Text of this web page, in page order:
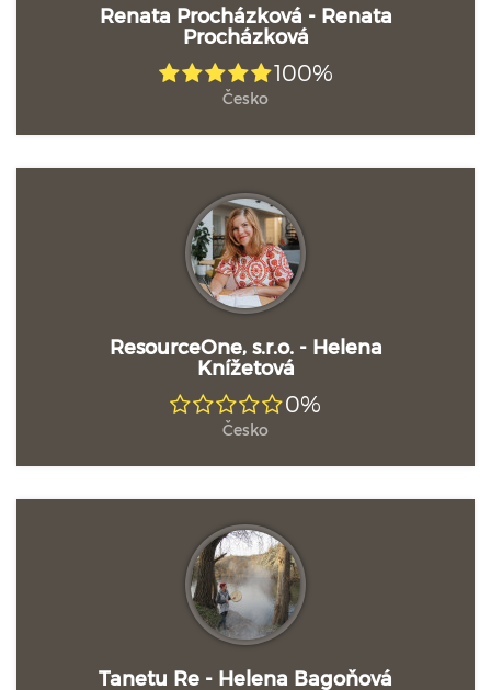
Renata Procházková - Renata
Procházková
100%
Česko
ResourceOne, s.r.o. - Helena
Knížetová
0%
Česko
Tanetu Re - Helena Bagoňová